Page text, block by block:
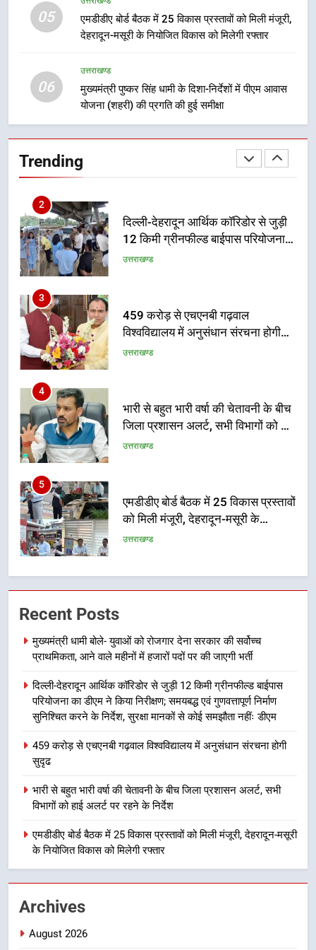
05
एमडीडीए बोर्ड बैठक में 25 विकास प्रस्तावों को मिली मंजूरी,
देहरादून-मसूरी के नियोजित विकास को मिलेगी रफ्तार
06
उत्तराखण्ड
मुख्यमंत्री पुष्कर सिंह धामी के दिशा-निर्देशों में पीएम आवास
योजना (शहरी) की प्रगति की हुई समीक्षा
Trending
भारी बारिश का अलर्ट! 6 अगस्त को
देहरादून में स्कूल बंद
1
मुख्यमंत्री धामी बोले- युवाओं को रोजगार
देना सरकार की सर्वोच्च प्राथमिकता, आने
वाले महीनों में हजारों पदों पर की जाएगी
12 किमी ग्रीनफील्ड बाईपास परियोजना
का डीएम ने किया निरीक्षण; समयबद्ध एवं
उत्तराखण्ड
3
विश्वविद्यालय में अनुसंधान संरचना होगी
सुदृढ
उत्तराखण्ड
4
जिला प्रशासन अलर्ट, सभी विभागों को हाई
अलर्ट पर रहने के निर्देश
उत्तराखण्ड
5
को मिली मंजूरी, देहरादून-मसूरी के
नियोजित विकास को मिलेगी रफ्तार
उत्तराखण्ड
6
मुख्यमंत्री पुष्कर सिंह धामी के दिशा-निर्देशों
में पीएम आवास योजना (शहरी) की प्रगति
7
अभियुक्त को दून पुलिस ने हरिद्वार से किया
गिरफ्तार
उत्तराखण्ड
8
उत्तराखण्ड
1
मुख्यमंत्री धामी बोले- युवाओं को रोजगार
देना सरकार की सर्वोच्च प्राथमिकता, आने
2
Recent Posts
मुख्यमंत्री धामी बोले- युवाओं को रोजगार देना सरकार की सर्वोच्च
प्राथमिकता, आने वाले महीनों में हजारों पदों पर की जाएगी भर्ती
दिल्ली-देहरादून आर्थिक कॉरिडोर से जुड़ी 12 किमी ग्रीनफील्ड बाईपास
परियोजना का डीएम ने किया निरीक्षण; समयबद्ध एवं गुणवत्तापूर्ण निर्माण
सुनिश्चित करने के निर्देश, सुरक्षा मानकों से कोई समझौता नहींः डीएम
459 करोड़ से एचएनबी गढ़वाल विश्वविद्यालय में अनुसंधान संरचना होगी
सुदृढ
भारी से बहुत भारी वर्षा की चेतावनी के बीच जिला प्रशासन अलर्ट, सभी
विभागों को हाई अलर्ट पर रहने के निर्देश
एमडीडीए बोर्ड बैठक में 25 विकास प्रस्तावों को मिली मंजूरी, देहरादून-मसूरी
के नियोजित विकास को मिलेगी रफ्तार
Archives
August 2026